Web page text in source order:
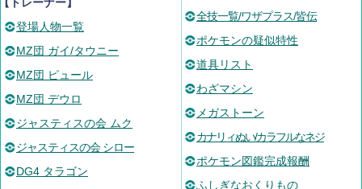
登場人物一覧
MZ団 ガイ/タウニー
MZ団 ピュール
MZ団 デウロ
ジャスティスの会 ムク
ジャスティスの会 シロー
DG4 タラゴン
全技一覧/ワザプラス/皆伝
ポケモンの疑似特性
道具リスト
わざマシン
メガストーン
カナリィぬい/カラフルなネジ
ポケモン図鑑完成報酬
ふしぎなおくりもの